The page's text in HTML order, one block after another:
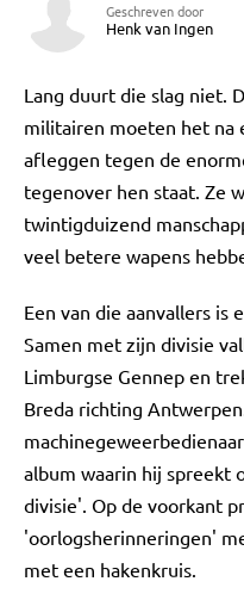
Geschreven door
Henk van Ingen
Lang duurt die slag niet.
militairen moeten het na
afleggen tegen de
tegenover hen staat. Ze
twintigduizend
veel betere wapens
Een van die aanvallers is
Samen met zijn divisie
Limburgse Gennep en
Breda richting
album waarin hij spreekt
divisie'. Op de voorkant
'oorlogsherinneringen'
met een hakenkruis.